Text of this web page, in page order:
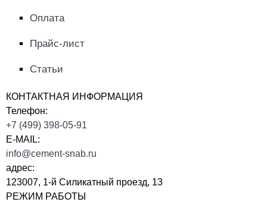
Оплата
Прайс-лист
Статьи
КОНТАКТНАЯ ИНФОРМАЦИЯ
Телефон:
+7 (499) 398-05-91
E-MAIL:
info@cement-snab.ru
адрес:
123007, 1-й Силикатный проезд, 13
РЕЖИМ РАБОТЫ